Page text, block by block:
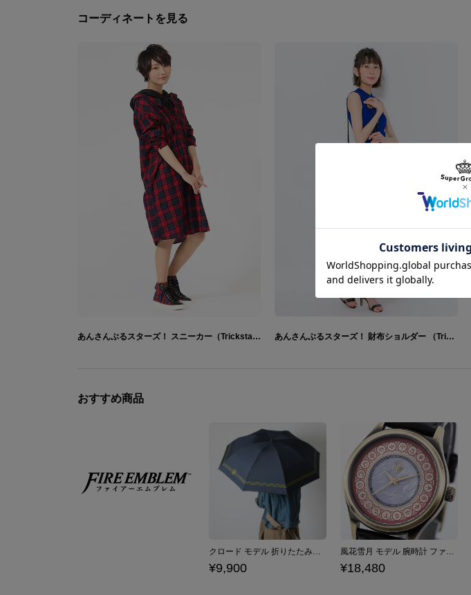
コーディネートを見る
あんさんぶるスターズ！ スニーカー（Trickstar・紅月・UNDEAD・Ra*bits・2wink・Switch・fine・Knights・流星隊・Valkyrie・MaM・Edenモデル） あんさんぶるスターズ！ 財布ショルダー （Trickstar・fine・UNDEAD・Knights・流星隊・Ra*bits・2wink・紅月・Valkyrie・Switch・MaM・Edenモデル）
おすすめ商品
クロード モデル 折りたたみ傘 ファイアーエムブレム 風花雪月
¥9,900
風花雪月 モデル 腕時計 ファイアーエムブレム
¥18,480